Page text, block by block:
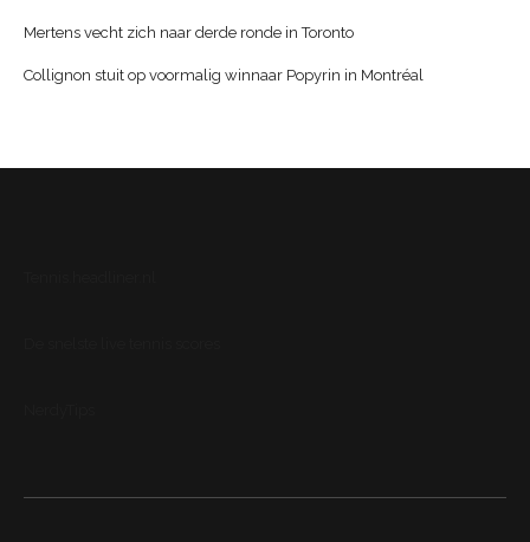
Mertens vecht zich naar derde ronde in Toronto
Collignon stuit op voormalig winnaar Popyrin in Montréal